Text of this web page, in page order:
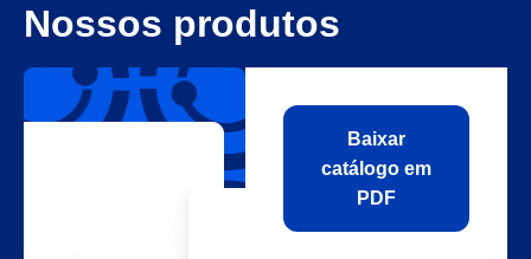
Nossos produtos
Baixar
catálogo em
PDF